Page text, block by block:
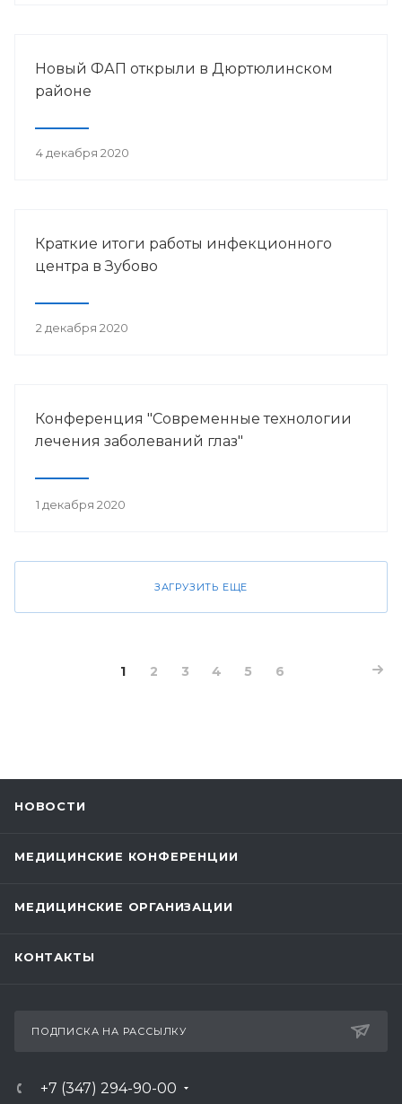
Новый ФАП открыли в Дюртюлинском
районе
4 декабря 2020
Краткие итоги работы инфекционного
центра в Зубово
2 декабря 2020
Конференция "Современные технологии
лечения заболеваний глаз"
1 декабря 2020
ЗАГРУЗИТЬ ЕЩЕ
1 2 3 4 5 6
НОВОСТИ
МЕДИЦИНСКИЕ КОНФЕРЕНЦИИ
МЕДИЦИНСКИЕ ОРГАНИЗАЦИИ
КОНТАКТЫ
ПОДПИСКА НА РАССЫЛКУ
+7 (347) 294-90-00